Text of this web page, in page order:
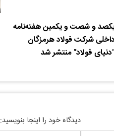
و شصت و یکمین هفته‌نامه
داخلی شرکت فولاد هرمزگان
فولاد" منتشر شد
دیدگاه خود را اینجا بنویسید: